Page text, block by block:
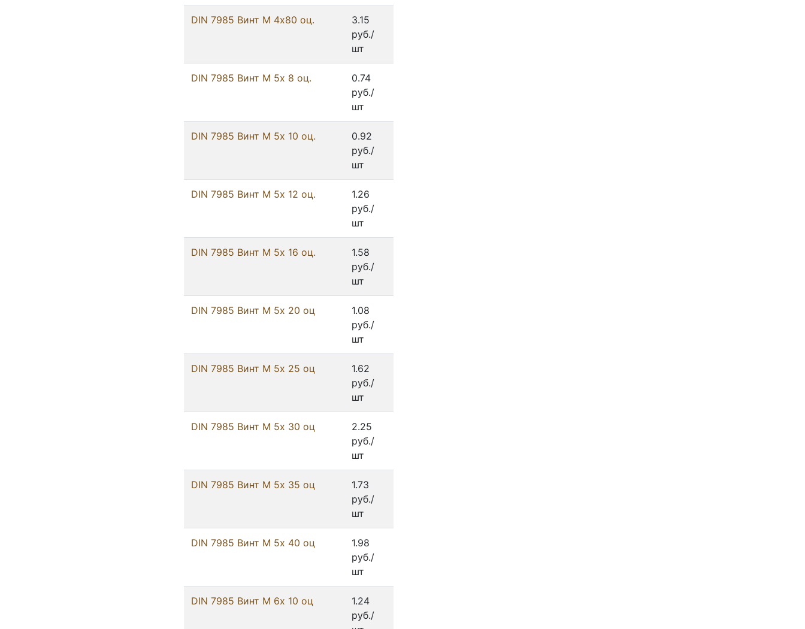
DIN 7985 Винт М 4х80 оц.
3.15
руб./
шт
DIN 7985 Винт М 5х 8 оц.
0.74
руб./
шт
DIN 7985 Винт М 5х 10 оц.
0.92
руб./
шт
DIN 7985 Винт М 5х 12 оц.
1.26
руб./
шт
DIN 7985 Винт М 5х 16 оц.
1.58
руб./
шт
DIN 7985 Винт М 5х 20 оц
1.08
руб./
шт
DIN 7985 Винт М 5х 25 оц
1.62
руб./
шт
DIN 7985 Винт М 5х 30 оц
2.25
руб./
шт
DIN 7985 Винт М 5х 35 оц
1.73
руб./
шт
DIN 7985 Винт М 5х 40 оц
1.98
руб./
шт
DIN 7985 Винт М 6х 10 оц
1.24
руб./